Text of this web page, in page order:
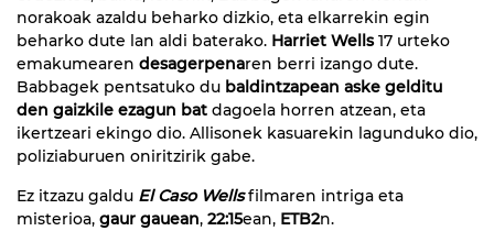
norakoak azaldu beharko dizkio, eta elkarrekin egin
beharko dute lan aldi baterako. Harriet Wells17 urteko
emakumearen desagerpenaren berri izango dute.
Babbagek pentsatuko du baldintzapean aske gelditu
den gaizkile ezagun bat dagoela horren atzean, eta
ikertzeari ekingo dio. Allisonek kasuarekin lagunduko dio,
poliziaburuen oniritzirik gabe.
Ez itzazu galdu El Caso Wellsfilmaren intriga eta
misterioa, gaur gauean, 22:15ean, ETB2n.